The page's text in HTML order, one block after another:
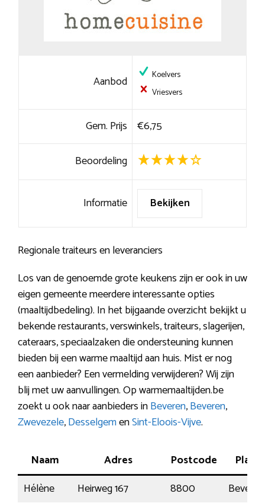
Aanbod
Koelvers
Vriesvers
Gem. Prijs €6,75
Beoordeling
Informatie Bekijken
Regionale traiteurs en leveranciers
Los van de genoemde grote keukens zijn er ook in uw
eigen gemeente meerdere interessante opties
(maaltijdbedeling). In het bijgaande overzicht bekijkt u
bekende restaurants, verswinkels, traiteurs, slagerijen,
cateraars, speciaalzaken die ondersteuning kunnen
bieden bij een warme maaltijd aan huis. Mist er nog
een aanbieder? Een vermelding verwijderen? Wij zijn
blij met uw aanvullingen. Op warmemaaltijden.be
zoekt u ook naar aanbieders inBeveren,Beveren,
Zwevezele,DesselgemenSint-Eloois-Vijve.
Naam Adres Postcode
Plaats
Hélène
Heirweg 167 8800
Beveren